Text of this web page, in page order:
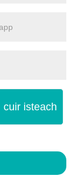
cuir isteach